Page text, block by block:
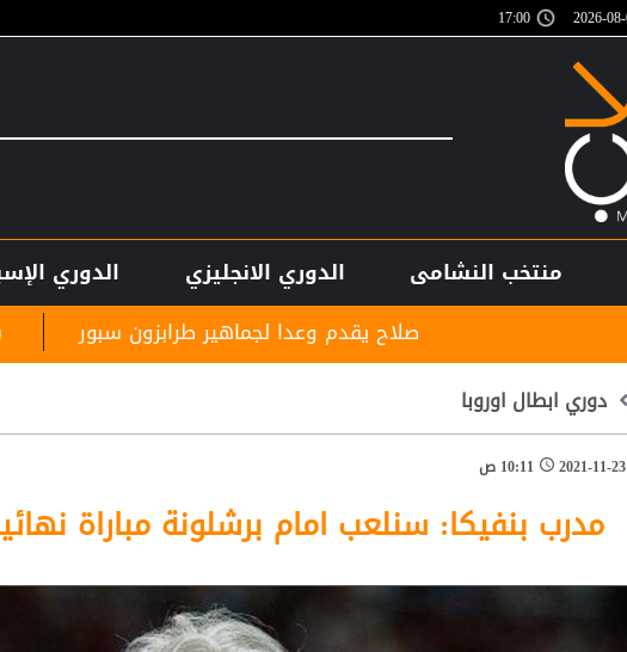
17:00
منتخب النشامى الدوري الانجليزي الدوري
قبل أن يلمس صلاح يقدم وعدا لجماهير طرابزون سبور
دوري ابطال اوروبا
10:11 ص
مدرب بنفيكا: سنلعب امام برشلونة مباراة